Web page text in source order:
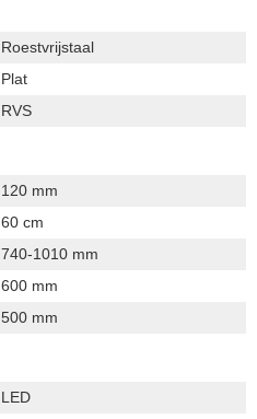
Roestvrijstaal
Plat
RVS
120 mm
60 cm
740-1010 mm
600 mm
500 mm
LED